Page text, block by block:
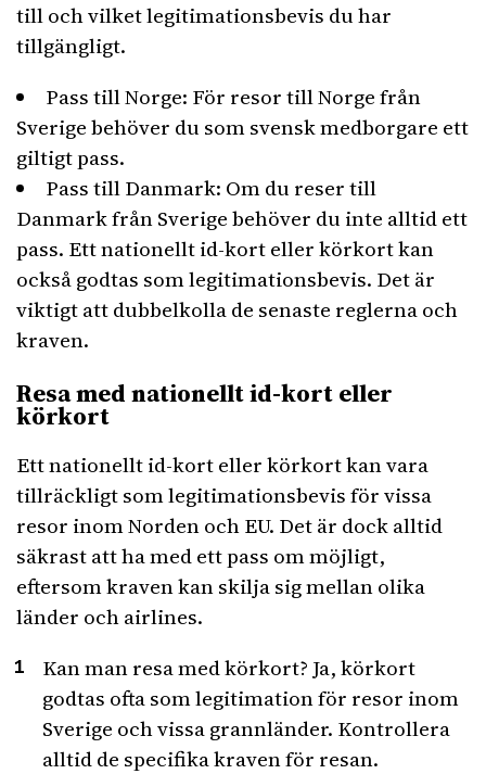
till och vilket legitimationsbevis du har
tillgängligt.
Pass till Norge: För resor till Norge från
Sverige behöver du som svensk medborgare ett
giltigt pass.
Pass till Danmark: Om du reser till
Danmark från Sverige behöver du inte alltid ett
pass. Ett nationellt id-kort eller körkort kan
också godtas som legitimationsbevis. Det är
viktigt att dubbelkolla de senaste reglerna och
kraven.
Resa med nationellt id-kort eller
körkort
Ett nationellt id-kort eller körkort kan vara
tillräckligt som legitimationsbevis för vissa
resor inom Norden och EU. Det är dock alltid
säkrast att ha med ett pass om möjligt,
eftersom kraven kan skilja sig mellan olika
länder och airlines.
Kan man resa med körkort? Ja, körkort
godtas ofta som legitimation för resor inom
Sverige och vissa grannländer. Kontrollera
alltid de specifika kraven för resan.